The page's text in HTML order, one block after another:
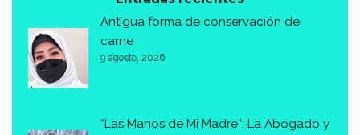
Antigua forma de conservación de
carne
9 agosto, 2026
“Las Manos de Mi Madre”: La Abogado y